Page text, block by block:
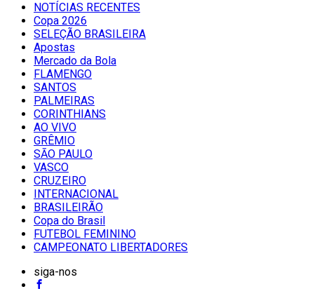
NOTÍCIAS RECENTES
Copa 2026
SELEÇÃO BRASILEIRA
Apostas
Mercado da Bola
FLAMENGO
SANTOS
PALMEIRAS
CORINTHIANS
AO VIVO
GRÊMIO
SĀO PAULO
VASCO
CRUZEIRO
INTERNACIONAL
BRASILEIRÃO
Copa do Brasil
FUTEBOL FEMININO
CAMPEONATO LIBERTADORES
siga-nos